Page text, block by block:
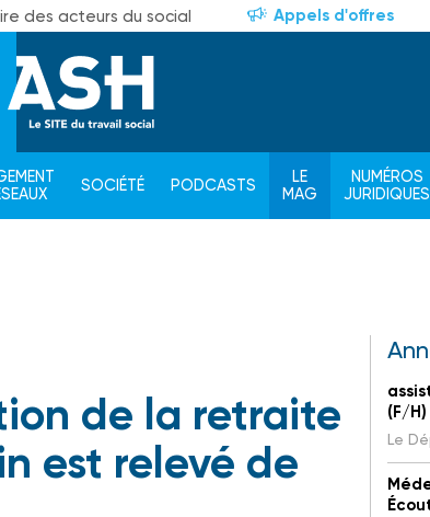
des acteurs du social Appels d'offres
SOCIÉTÉ PODCASTS
LE
MAG
NUMÉROS
JURIDIQUES
de la retraite
est relevé de
(F/H)
Le